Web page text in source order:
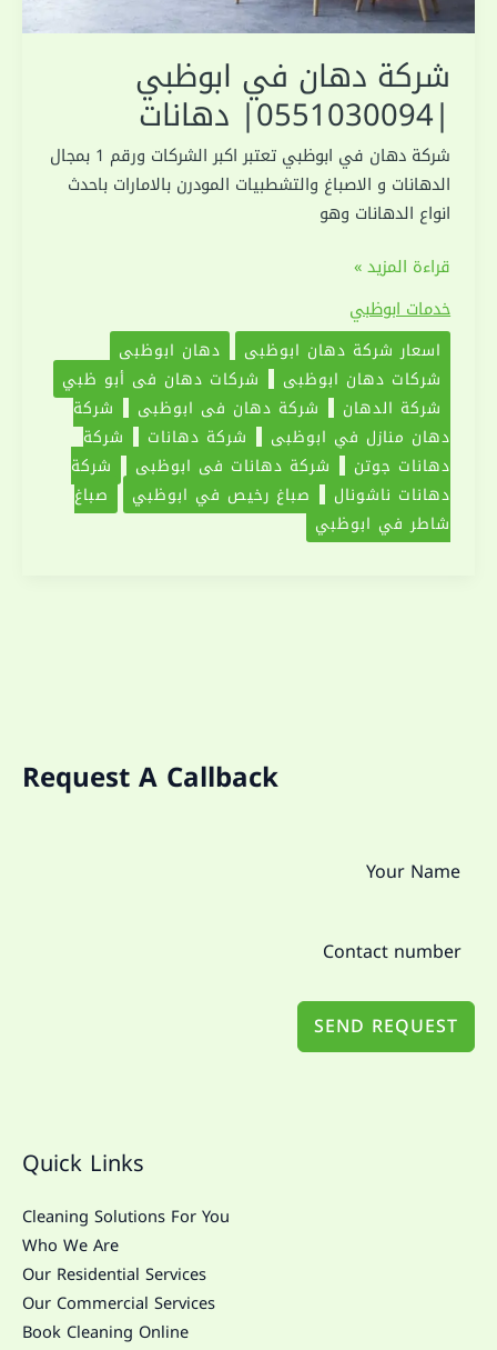
شركة دهان في ابوظبي
|0551030094| دهانات
شركة دهان في ابوظبي تعتبر اكبر الشركات ورقم 1 بمجال
الدهانات و الاصباغ والتشطبيات المودرن بالامارات باحدث
انواع الدهانات وهو
شركة
دهان
في
ابوظبي
|0551030094|
دهانات
قراءة المزيد »
خدمات ابوظبي
‏اسعار شركة دهان ابوظبي
دهان ابوظبي
شركات دهان ابوظبي
شركات دهان في أبو ظبي
شركة الدهان
شركة دهان في ابوظبي
شركة
دهان منازل في ابوظبي
شركة دهانات
شركة
دهانات جوتن
شركة دهانات في ابوظبي
شركة
دهانات ناشونال
صباغ رخيص في ابوظبي
صباغ
شاطر في ابوظبي
Request A Callback
SEND REQUEST
Quick Links
Cleaning Solutions For You
Who We Are
Our Residential Services
Our Commercial Services
Book Cleaning Online